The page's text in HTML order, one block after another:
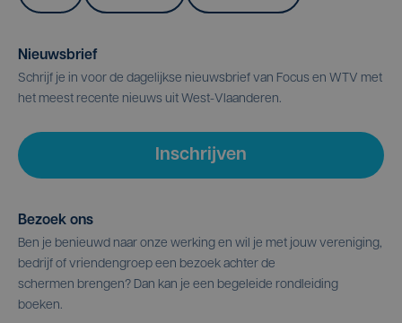
Nieuwsbrief
Schrijf je in voor de dagelijkse nieuwsbrief van Focus en WTV met
het meest recente nieuws uit West-Vlaanderen.
Inschrijven
Bezoek ons
Ben je benieuwd naar onze werking en wil je met jouw vereniging,
bedrijf of vriendengroep een bezoek achter de
schermen brengen? Dan kan je een begeleide rondleiding
boeken.